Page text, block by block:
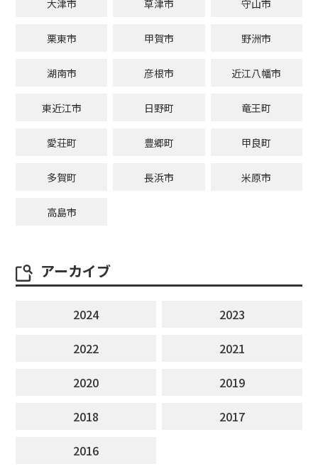
大津市 草津市 守山市
栗東市 甲賀市 野洲市
湖南市 彦根市 近江八幡市
東近江市 日野町 竜王町
愛荘町 豊郷町 甲良町
多賀町 長浜市 米原市
高島市
アーカイブ
2024
2023
2022
2021
2020
2019
2018
2017
2016